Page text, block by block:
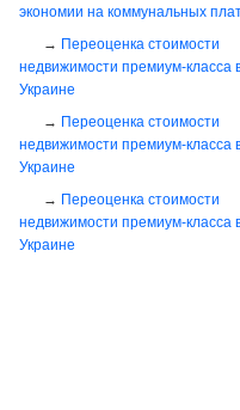
экономии на коммунальных
Переоценка стоимости
недвижимости премиум-класса
Украине
Переоценка стоимости
недвижимости премиум-класса
Украине
Переоценка стоимости
недвижимости премиум-класса
Украине